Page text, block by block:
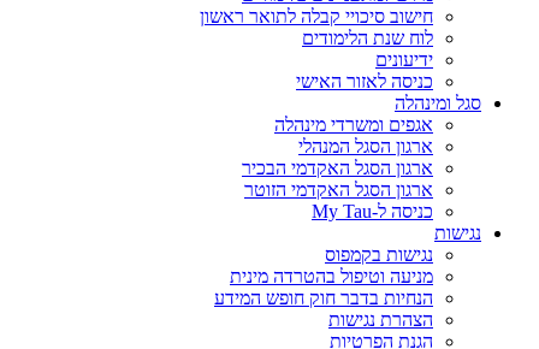
חישוב סיכויי קבלה לתואר ראשון
לוח שנת הלימודים
ידיעונים
כניסה לאזור האישי
סגל ומינהלה
אגפים ומשרדי מינהלה
ארגון הסגל המנהלי
ארגון הסגל האקדמי הבכיר
ארגון הסגל האקדמי הזוטר
כניסה ל-My Tau
נגישות
נגישות בקמפוס
מניעה וטיפול בהטרדה מינית
הנחיות בדבר חוק חופש המידע
הצהרת נגישות
הגנת הפרטיות